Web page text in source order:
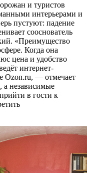
и туристов
интерьерами и
пустуют: падение
сооснователь
«Преимущество
Когда она
цена и удобство
интернет-
Ozon.ru, — отмечает
а независимые
в гости к